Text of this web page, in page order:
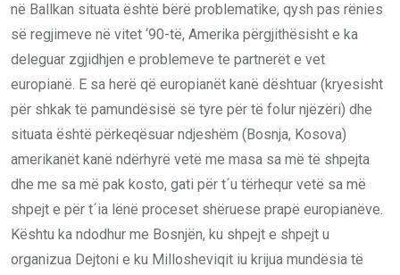
në Ballkan situata është bërë problematike, qysh pas rënies
së regjimeve në vitet ‘90-të, Amerika përgjithësisht e ka
deleguar zgjidhjen e problemeve te partnerët e vet
europianë. E sa herë që europianët kanë dështuar (kryesisht
për shkak të pamundësisë së tyre për të folur njëzëri) dhe
situata është përkeqësuar ndjeshëm (Bosnja, Kosova)
amerikanët kanë ndërhyrë vetë me masa sa më të shpejta
dhe me sa më pak kosto, gati për t´u tërhequr vetë sa më
shpejt e për t´ia lënë proceset shëruese prapë europianëve.
Kështu ka ndodhur me Bosnjën, ku shpejt e shpejt u
organizua Dejtoni e ku Millosheviqit iu krijua mundësia të